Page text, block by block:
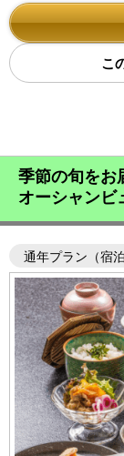
こ
季節の旬を
オーシャン
通年プラン（宿泊